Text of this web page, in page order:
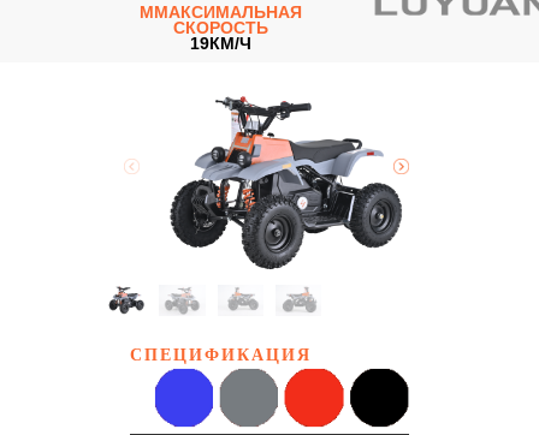
MМАКСИМАЛЬНАЯ
СКОРОСТЬ
19КМ/Ч
СПЕЦИФИКАЦИЯ